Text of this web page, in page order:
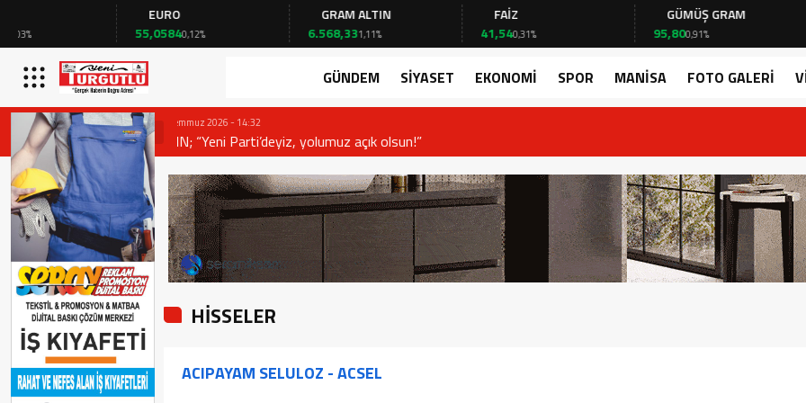
EURO
55,05840,12%
GRAM ALTIN
6.568,331,11%
FAİZ
41,54
0,31%
GÜMÜŞ GRAM
95,80
0,91%
GÜNDEM SİYASET EKONOMİ SPOR MANİSA FOTO GALERİ
28 Temmuz 2026 - 19:28
AKIN; “Manisa’da ‘Yeni’ bir sayfa açılıyor!”
HİSSELER
ACIPAYAM SELULOZ - ACSEL